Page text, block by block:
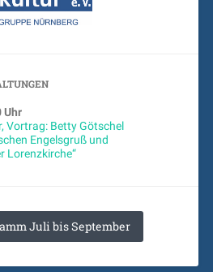
Uhr
Vortrag: Betty Götschel
Engelsgruß und
Lorenzkirche“
Juli bis September